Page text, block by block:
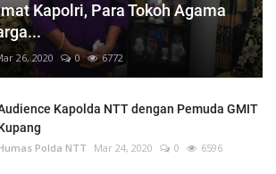
Kapolri, Para Tokoh Agama
26, 2020 0 6772
Kapolda NTT dengan Pemuda GMIT
Polda NTT Mar 24, 2020 0 6596